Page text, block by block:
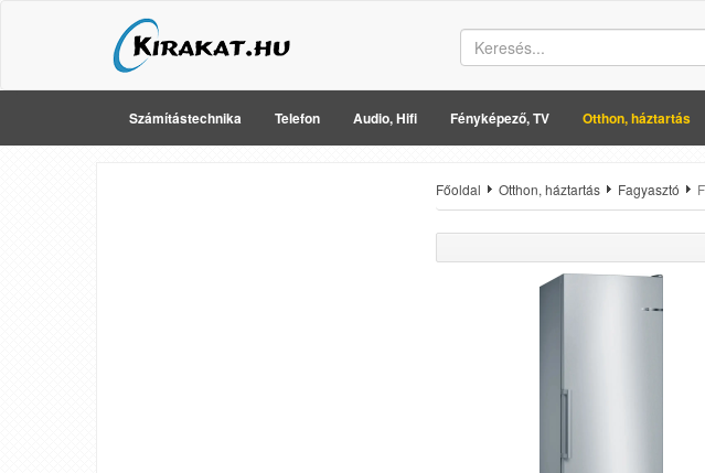
Számítástechnika Telefon Audio, Hifi Fényképező, TV Otthon, háztartás
Főoldal Otthon, háztartás Fagyasztó